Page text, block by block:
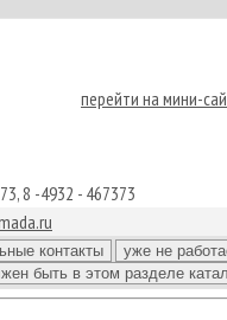
перейти на мини-
8 -4932 - 467373